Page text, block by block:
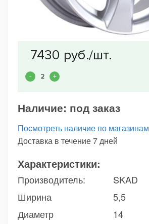
Наличие: под заказ
Посмотреть наличие по магазинам
Доставка в течение 7 дней
Характеристики:
Производитель:
SKAD
Ширина
5,5
Диаметр
14